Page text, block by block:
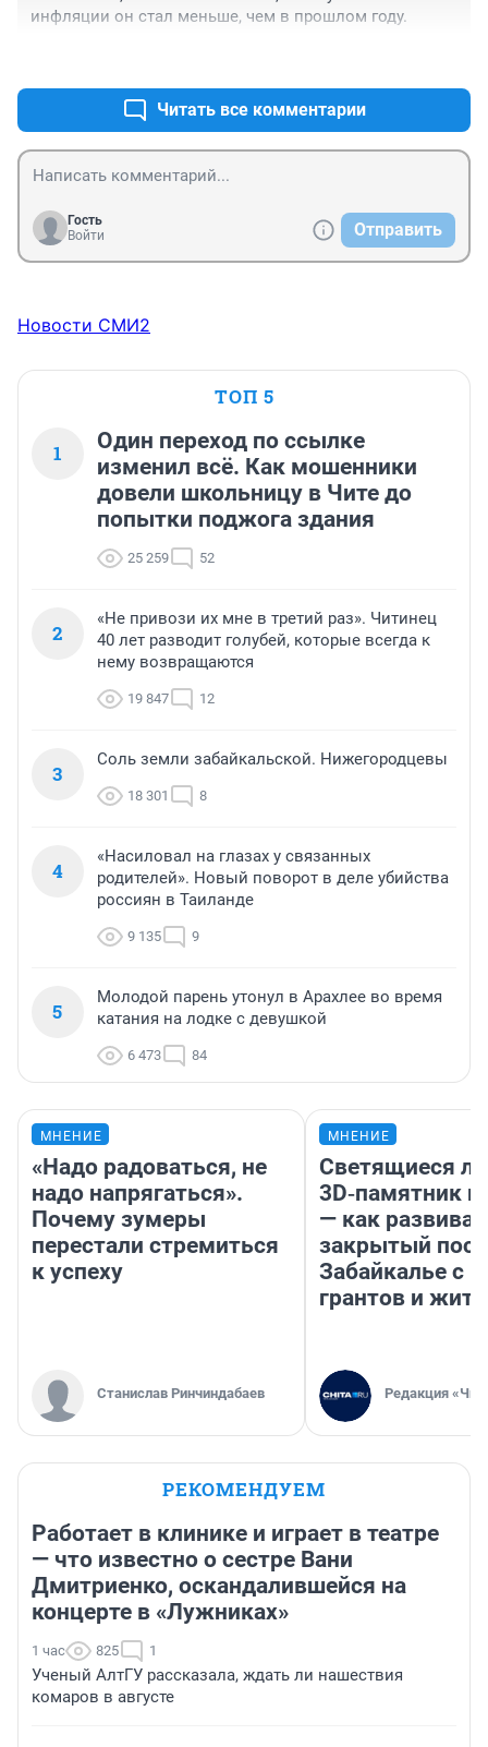
инфляции он стал меньше, чем в прошлом году.
Читать все комментарии
Гость
Войти
Отправить
Новости СМИ2
ТОП 5
1
Один переход по ссылке
изменил всё. Как мошенники
довели школьницу в Чите до
попытки поджога здания
25 259 52
2
«Не привози их мне в третий раз». Читинец
40 лет разводит голубей, которые всегда к
нему возвращаются
19 847 12
3
Соль земли забайкальской. Нижегородцевы
18 301 8
4
«Насиловал на глазах у связанных
родителей». Новый поворот в деле убийства
россиян в Таиланде
9 135 9
5
Молодой парень утонул в Арахлее во время
катания на лодке с девушкой
6 473 84
МНЕНИЕ
«Надо радоваться, не
надо напрягаться».
Почему зумеры
перестали стремиться
к успеху
Станислав Ринчиндабаев
МНЕНИЕ
Светящиеся
3D‑памятник и
— как
закрытый
Забайкалье с
грантов и
Редакция
РЕКОМЕНДУЕМ
Работает в клинике и играет в театре
— что известно о сестре Вани
Дмитриенко, оскандалившейся на
концерте в «Лужниках»
1 час 825 1
Ученый АлтГУ рассказала, ждать ли нашествия
комаров в августе